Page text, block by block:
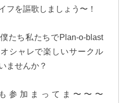
フを謳歌しましょう〜！
たち私たちでPlan-o-blast
シャレで楽しいサークル
ませんか？
参加まってま〜〜〜